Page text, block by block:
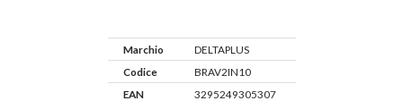
Marchio
DELTAPLUS
Codice
BRAV2IN10
EAN
3295249305307